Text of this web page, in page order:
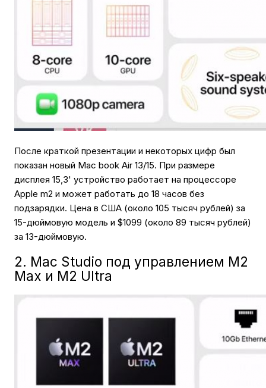
После краткой презентации и некоторых цифр был
показан новый Mac book Air 13/15. При размере
дисплея 15,3' устройство работает на процессоре
Apple m2 и может работать до 18 часов без
подзарядки. Цена в США (около 105 тысяч рублей) за
15-дюймовую модель и $1099 (около 89 тысяч рублей)
за 13-дюймовую.
2. Mac Studio под управлением M2
Max и M2 Ultra